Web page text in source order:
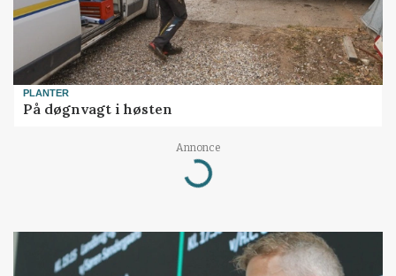
PLANTER
På døgnvagt i høsten
Annonce
Loading...